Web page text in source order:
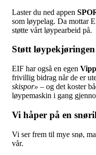
Laster du ned appen
som løypelag. Da mottar
støtte vårt løypearbeid på.
Støtt løypekjøringen
EIF har også en egen
frivillig bidrag når de er
skispor» – og det koster
løypemaskin i gang
Vi håper på en
Vi ser frem til mye snø,
vår.